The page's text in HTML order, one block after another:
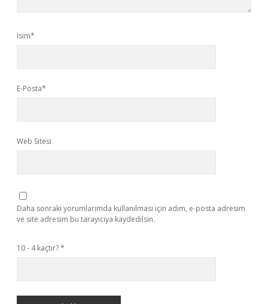
İsim*
E-Posta*
Web Sitesi
Daha sonraki yorumlarımda kullanılması için adım, e-posta adresim
ve site adresim bu tarayıcıya kaydedilsin.
10 - 4 kaçtır?*